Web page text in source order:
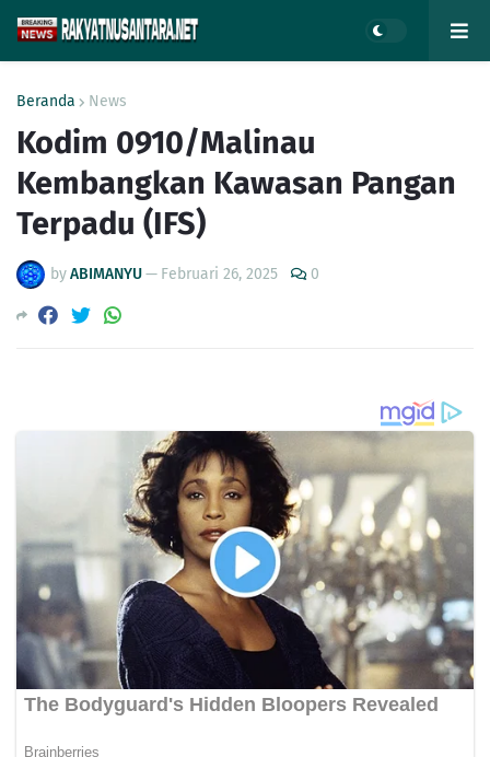
Beranda News
Kodim 0910/Malinau
Kembangkan Kawasan Pangan
Terpadu (IFS)
byABIMANYU— Februari 26, 2025 0